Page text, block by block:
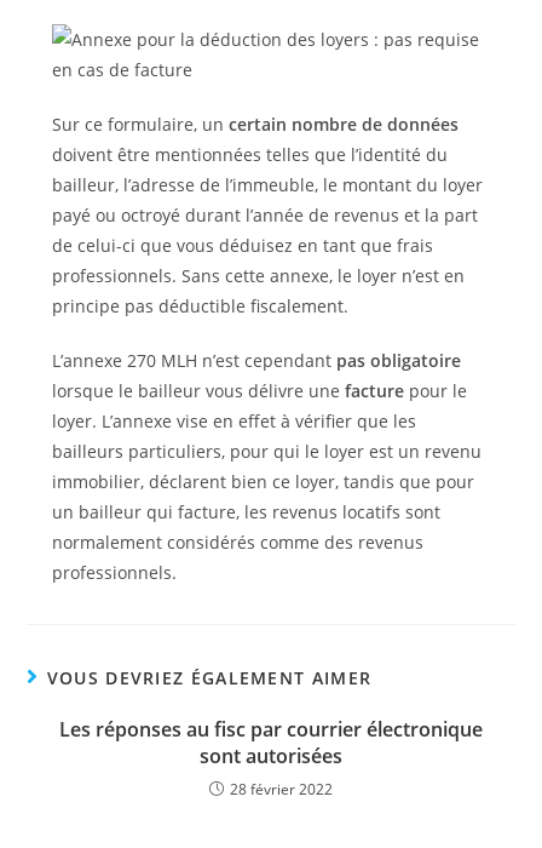
Sur ce formulaire, un certain nombre de données
doivent être mentionnées telles que l’identité du
bailleur, l’adresse de l’immeuble, le montant du loyer
payé ou octroyé durant l’année de revenus et la part
de celui-ci que vous déduisez en tant que frais
professionnels. Sans cette annexe, le loyer n’est en
principe pas déductible fiscalement.
L’annexe 270 MLH n’est cependant pas obligatoire
lorsque le bailleur vous délivre une facturepour le
loyer. L’annexe vise en effet à vérifier que les
bailleurs particuliers, pour qui le loyer est un revenu
immobilier, déclarent bien ce loyer, tandis que pour
un bailleur qui facture, les revenus locatifs sont
normalement considérés comme des revenus
professionnels.
VOUS DEVRIEZ ÉGALEMENT AIMER
Les réponses au fisc par courrier électronique
sont autorisées
28 février 2022